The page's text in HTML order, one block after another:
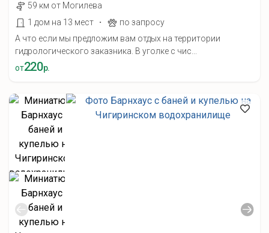
59 км от Могилева
1 дом на 13 мест
·
по запросу
А что если мы предложим вам отдых на территории
гидрологического заказника. В уголке с чис...
от220р.